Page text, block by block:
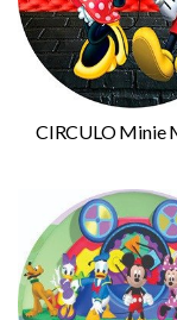
CIRCULO Minie